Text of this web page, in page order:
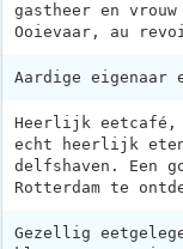
gastheer en
Ooievaar, au
Aardige
Heerlijk
echt heerlijk
delfshaven. Een
Rotterdam te
Gezellig